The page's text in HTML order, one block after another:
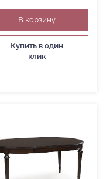
В корзину
Купить в один
клик